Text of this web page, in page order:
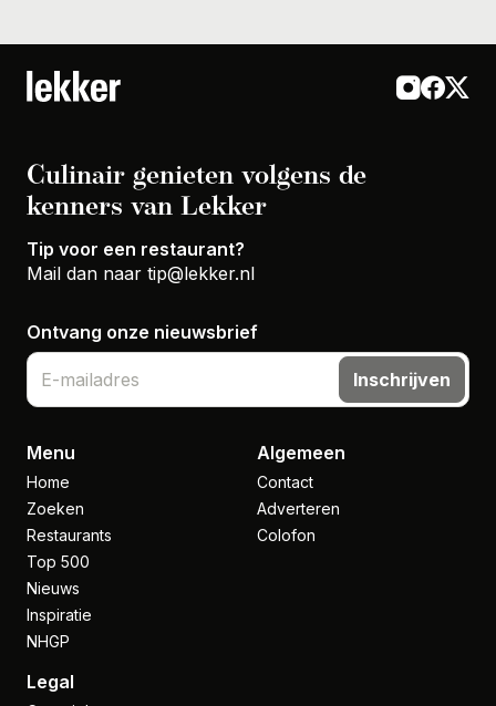
Culinair genieten volgens de
kenners van Lekker
Tip voor een restaurant?
Mail dan naar tip@lekker.nl
Ontvang onze nieuwsbrief
Inschrijven
Menu
Home
Zoeken
Restaurants
Top 500
Nieuws
Inspiratie
NHGP
Algemeen
Contact
Adverteren
Colofon
Legal